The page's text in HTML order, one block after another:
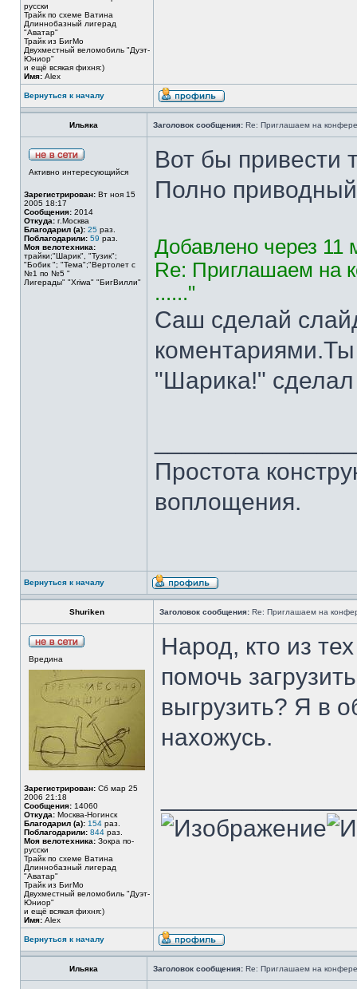
русски
Трайк по схеме Ватина
Длиннобазный лигерад
"Аватар"
Трайк из БигМо
Двухместный веломобиль "Дуэт-
Юниор"
и ещё всякая фихня:)
Имя: Alex
Вернуться к началу
Ильяка Заголовок сообщения: Re: Приглашаем на
Активно интересующийся
Зарегистрирован: Вт ноя 15
2005 18:17
Сообщения: 2014
Откуда: г.Москва
Благодарил (а): 25 раз.
Поблагодарили: 59 раз.
Моя велотехника:
трайки;"Шарик", "Тузик";
"Бобик "; "Тема";"Вертолет с
№1 по №5 "
Лигерады" "Хriwa" "БигВилли"
Вот бы привести
Полно
Добавлено через 11
Re: Приглашаем на
......"
Саш сделай
"Шарика!"
Простота
воплощения.
Вернуться к началу
Shuriken Заголовок сообщения: Re: Приглашаем на
Вредина
Зарегистрирован: Сб мар 25
2006 21:18
Сообщения: 14060
Откуда: Москва-Ногинск
Благодарил (а): 154 раз.
Поблагодарили: 844 раз.
Моя велотехника: Зокра по-
русски
Трайк по схеме Ватина
Длиннобазный лигерад
"Аватар"
Трайк из БигМо
Двухместный веломобиль "Дуэт-
Юниор"
и ещё всякая фихня:)
Имя: Alex
Народ, кто из
помочь
выгрузить? Я в
нахожусь.
Вернуться к началу
Ильяка Заголовок сообщения: Re: Приглашаем на